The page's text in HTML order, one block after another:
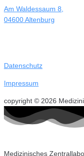
Am Waldessaum 8,
04600 Altenburg
Datenschutz
Impressum
copyright © 2026
Medizinisches